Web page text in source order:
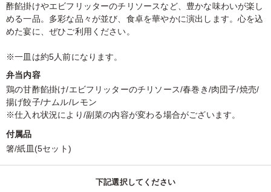
酢餡掛けやエビフリッターのチリソースなど、豊かな味わいが楽し
める一品。多彩な品々が並び、食卓を華やかに演出します。心を込
めた宴に、ぜひご利用ください。
※一皿は約5人前になります。
弁当内容
鶏の甘酢餡掛け/エビフリッターのチリソース/春巻き/肉団子/焼売/
揚げ餃子/ナムル/レモン
※仕入れ状況により/副菜の内容が変わる場合がございます。
付属品
箸/紙皿(5セット)
下記選択してください